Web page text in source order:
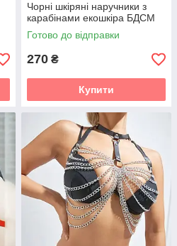
Чорні шкіряні наручники з
карабінами екошкіра БДСМ
Готово до відправки
270 ₴
Купити